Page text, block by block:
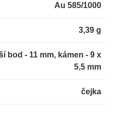
Au 585/1000
3,39 g
bod - 11 mm, kámen - 9 x
5,5 mm
čejka